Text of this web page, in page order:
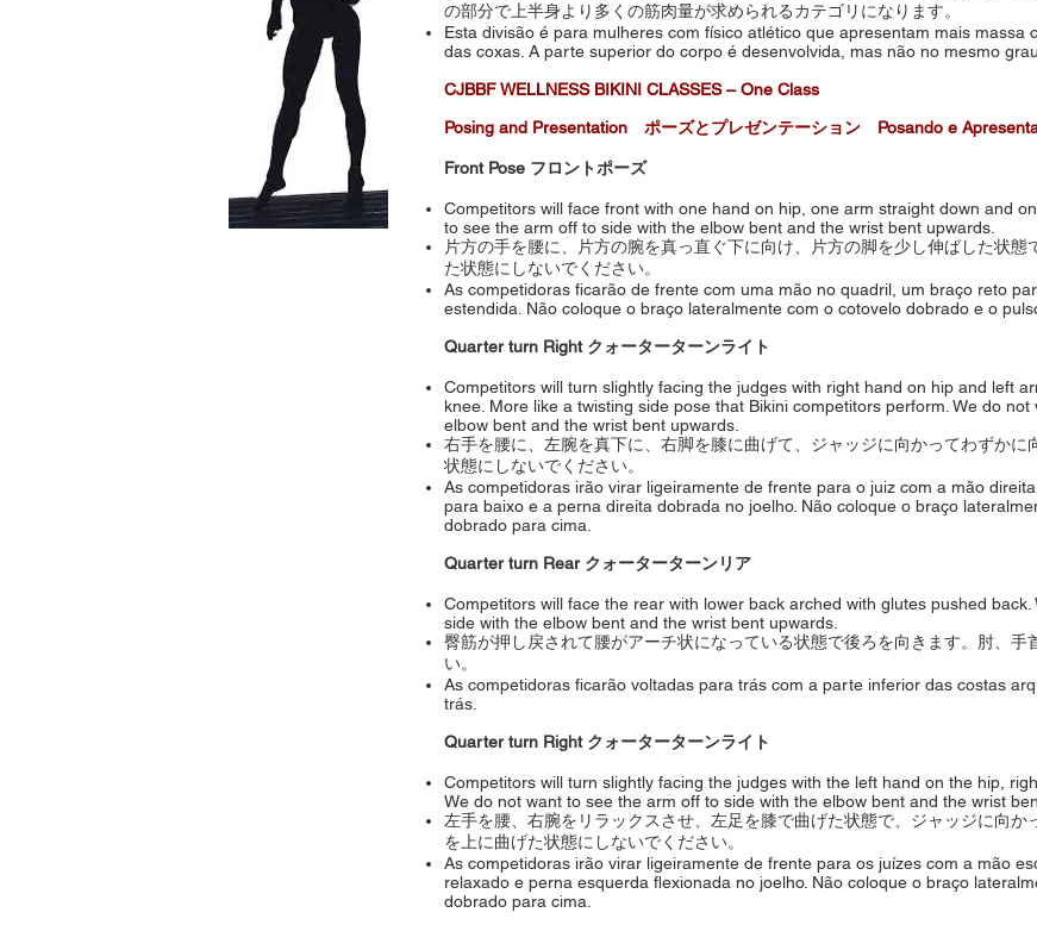
の部分で上半身より多くの筋肉量が求められるカテゴリになります。
Esta divisão é para mulheres com físico atlético que apresentam mais massa
das coxas. A parte superior do corpo é desenvolvida, mas não no mesmo
CJBBF WELLNESS BIKINI CLASSES – One Class
Posing and Presentation ポーズとプレゼンテーション Posando e
Front Pose フロントポーズ
Competitors will face front with one hand on hip, one arm straight down and
to see the arm off to side with the elbow bent and the wrist bent upwards.
片方の手を腰に、片方の腕を真っ直ぐ下に向け、片方の脚を少し伸ばした状
た状態にしないでください。
As competidoras ficarão de frente com uma mão no quadril, um braço reto
estendida. Não coloque o braço lateralmente com o cotovelo dobrado e o
Quarter turn Right クォーターターンライト
Competitors will turn slightly facing the judges with right hand on hip and left
knee. More like a twisting side pose that Bikini competitors perform. We do
elbow bent and the wrist bent upwards.
右手を腰に、左腕を真下に、右脚を膝に曲げて、ジャッジに向かってわずかに
状態にしないでください。
As competidoras irão virar ligeiramente de frente para o juiz com a mão
para baixo e a perna direita dobrada no joelho. Não coloque o braço
dobrado para cima.
Quarter turn Rear クォーターターンリア
Competitors will face the rear with lower back arched with glutes pushed
side with the elbow bent and the wrist bent upwards.
臀筋が押し戻されて腰がアーチ状になっている状態で後ろを向きます。肘、手
い。
As competidoras ficarão voltadas para trás com a parte inferior das costas
trás.
Quarter turn Right クォーターターンライト
Competitors will turn slightly facing the judges with the left hand on the hip,
We do not want to see the arm off to side with the elbow bent and the wrist
左手を腰、右腕をリラックスさせ、左足を膝で曲げた状態で、ジャッジに向
を上に曲げた状態にしないでください。
As competidoras irão virar ligeiramente de frente para os juízes com a mão
relaxado e perna esquerda flexionada no joelho. Não coloque o braço
dobrado para cima.